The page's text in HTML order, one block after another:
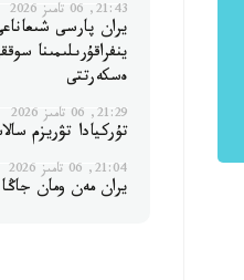
21:43, 06 تامىز 2026
يران پارسى
ينفراقۇرىلىمىنا
ەسكەرتتى
21:29, 06 تامىز 2026
تۇركيادا تۋريزم
21:04, 06 تامىز 2026
يران مەن ومان